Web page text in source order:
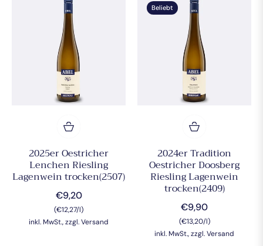
2025er Oestricher
Lenchen Riesling
Lagenwein trocken(2507)
Normaler
Preis
€9,20
(€12,27/l)
inkl. MwSt., zzgl. Versand
Beliebt
2024er Tradition
Oestricher Doosberg
Riesling Lagenwein
trocken(2409)
Normaler
Preis
€9,90
(€13,20/l)
inkl. MwSt., zzgl. Versand